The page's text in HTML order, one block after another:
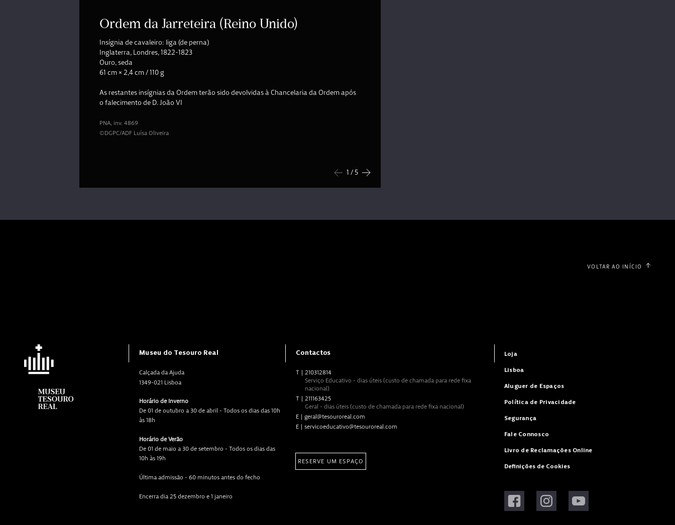
Ordem da Jarreteira (Reino Unido)
Insígnia de cavaleiro: liga (de perna)
Inglaterra, Londres, 1822-1823
Ouro, seda
61 cm × 2,4 cm / 110 g
As restantes insígnias da Ordem terão sido devolvidas à Chancelaria da Ordem após
o falecimento de D. João VI
PNA, inv. 4869
©DGPC/ADF Luísa Oliveira
Anterior
1 / 5 Seguinte
VOLTAR AO INÍCIO
Museu do Tesouro Real
Calçada da Ajuda
1349-021 Lisboa
Horário de Inverno
De 01 de outubro a 30 de abril - Todos os dias das 10h
às 18h
Horário de Verão
De 01 de maio a 30 de setembro - Todos os dias das
10h às 19h
Última admissão - 60 minutos antes do fecho
Encerra dia 25 dezembro e 1 janeiro
Contactos
T
210312814
Serviço Educativo - dias úteis (custo de chamada para rede fixa
nacional)
T
211163425
Geral - dias úteis (custo de chamada para rede fixa nacional)
E
geral@tesouroreal.com
E
servicoeducativo@tesouroreal.com
RESERVE UM ESPAÇO
Loja
Lisboa
Aluguer de Espaços
Política de Privacidade
Segurança
Fale Connosco
Livro de Reclamações Online
Definições de Cookies
Visitar FacebookVisitar InstagramVisitar YouTube